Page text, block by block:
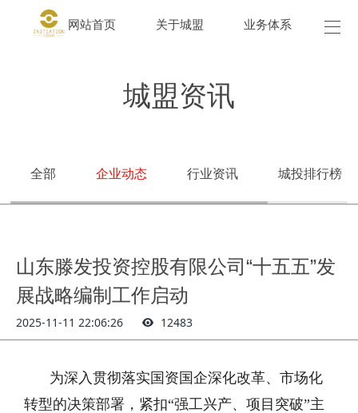
网站首页 关于城盟 业务体系 城
城盟资讯
全部 企业动态 行业资讯 城投排行榜
山东滕发投资控股有限公司“十五五”发
展战略编制工作启动
2025-11-11 22:06:26 12483
为深入贯彻落实国资国企深化改革、市场化
转型的决策部署，紧扣“强工兴产、项目突破”主